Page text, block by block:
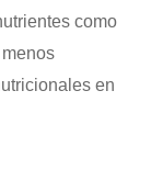
como
en